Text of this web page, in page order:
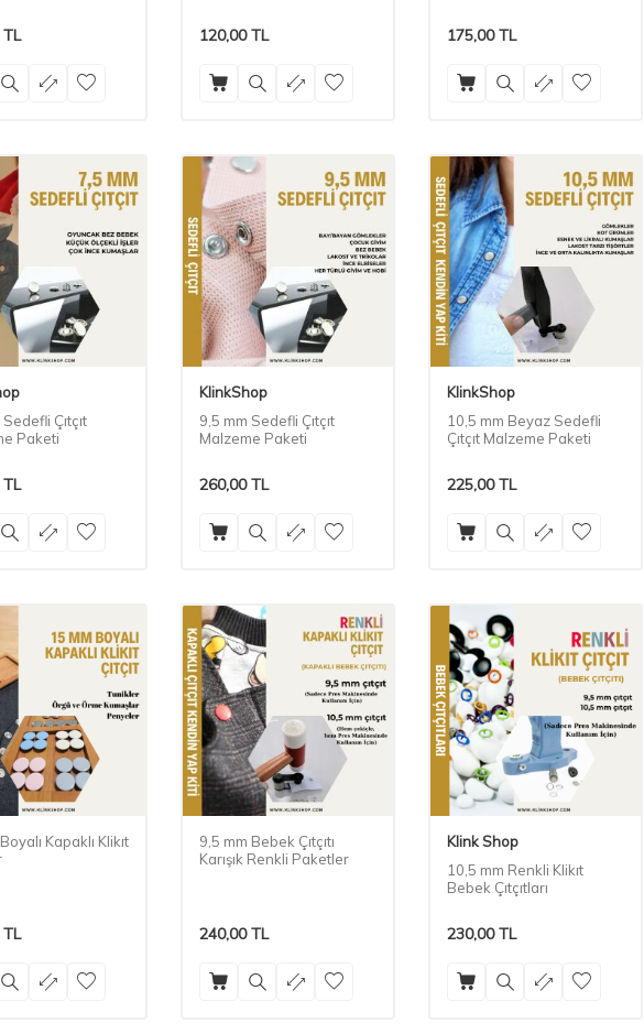
TL 120,00TL 175,00TL
Çıtçıt
Paketi
TL
KlinkShop
9,5 mm Sedefli Çıtçıt
Malzeme Paketi
260,00TL
KlinkShop
10,5 mm Beyaz Sedefli
Çıtçıt Malzeme Paketi
225,00TL
Kapaklı Klikıt
TL
9,5 mm Bebek Çıtçıtı
Karışık Renkli Paketler
240,00TL
Klink Shop
10,5 mm Renkli Klikıt
Bebek Çıtçıtları
230,00TL